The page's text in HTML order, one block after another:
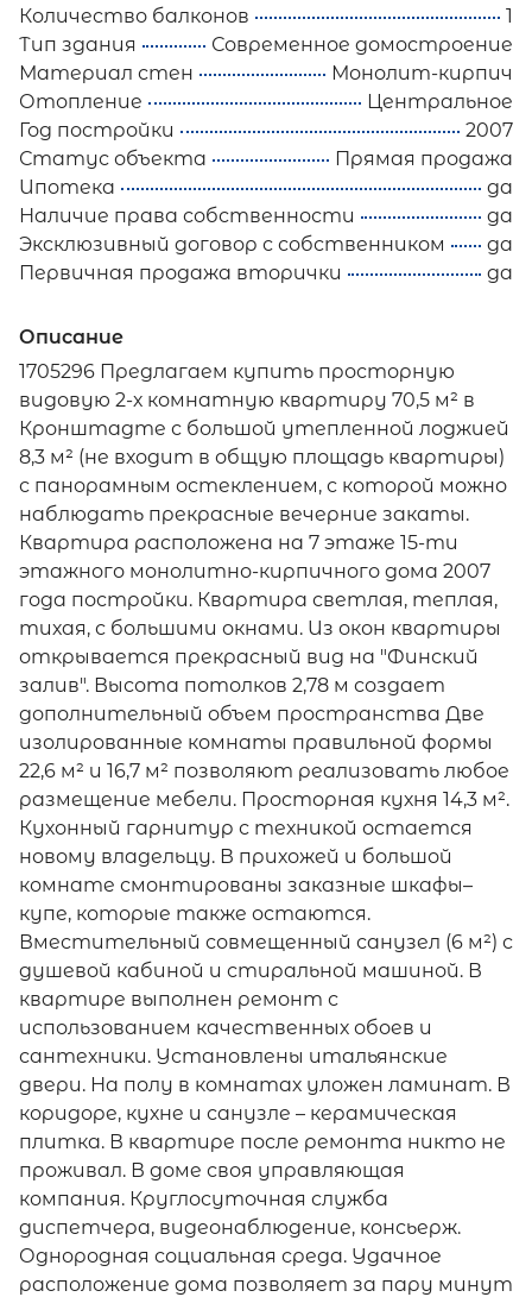
Количество балконов
1
Тип здания
Современное домостроение
Материал стен
Монолит-кирпич
Отопление
Центральное
Год постройки
2007
Статус объекта
Прямая продажа
Ипотека
да
Наличие права собственности
да
Эксклюзивный договор с собственником
да
Первичная продажа вторички
да
Описание
1705296 Предлагаем купить просторную
видовую 2-х комнатную квартиру 70,5 м² в
Кронштадте с большой утепленной лоджией
8,3 м² (не входит в общую площадь квартиры)
с панорамным остеклением, с которой можно
наблюдать прекрасные вечерние закаты.
Квартира расположена на 7 этаже 15-ти
этажного монолитно-кирпичного дома 2007
года постройки. Квартира светлая, теплая,
тихая, с большими окнами. Из окон квартиры
открывается прекрасный вид на "Финский
залив". Высота потолков 2,78 м создает
дополнительный объем пространства Две
изолированные комнаты правильной формы
22,6 м² и 16,7 м² позволяют реализовать любое
размещение мебели. Просторная кухня 14,3 м².
Кухонный гарнитур с техникой остается
новому владельцу. В прихожей и большой
комнате смонтированы заказные шкафы–
купе, которые также остаются.
Вместительный совмещенный санузел (6 м²) с
душевой кабиной и стиральной машиной. В
квартире выполнен ремонт с
использованием качественных обоев и
сантехники. Установлены итальянские
двери. На полу в комнатах уложен ламинат. В
коридоре, кухне и санузле – керамическая
плитка. В квартире после ремонта никто не
проживал. В доме своя управляющая
компания. Круглосуточная служба
диспетчера, видеонаблюдение, консьерж.
Однородная социальная среда. Удачное
расположение дома позволяет за пару минут